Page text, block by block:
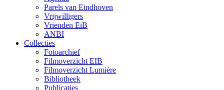
Parels van Eindhoven
Vrijwilligers
Vrienden EiB
ANBI
Collecties
Fotoarchief
Filmoverzicht EIB
Filmoverzicht Lumière
Bibliotheek
Publicaties